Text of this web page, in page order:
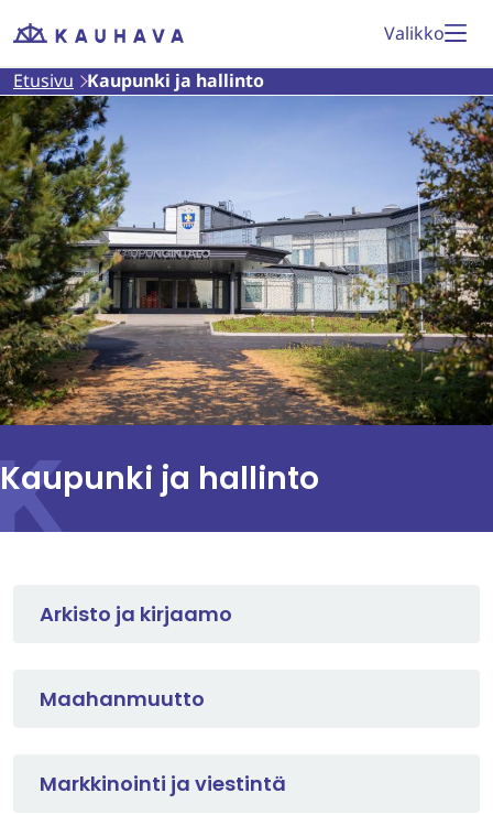
Siirry
Etusivu
Valikko
Etusivu Kaupunki ja hallinto
Kaupunki ja hallinto
Arkisto ja kirjaamo
Maahanmuutto
Markkinointi ja viestintä